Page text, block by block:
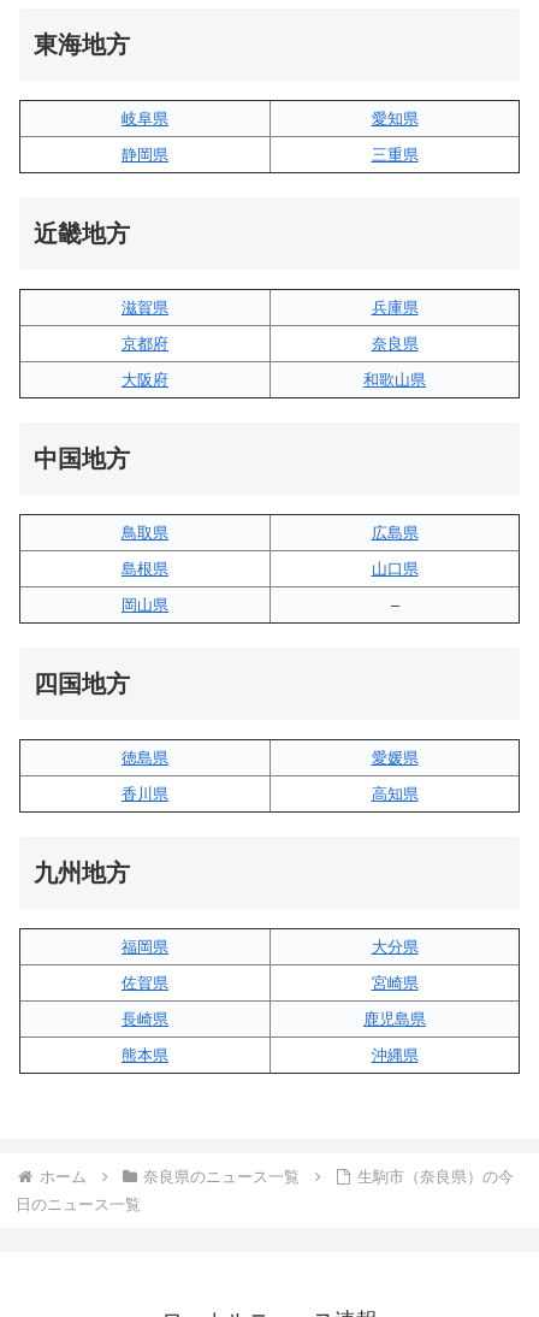
東海地方
岐阜県
愛知県
静岡県
三重県
近畿地方
滋賀県
兵庫県
京都府
奈良県
大阪府
和歌山県
中国地方
鳥取県
広島県
島根県
山口県
岡山県
–
四国地方
徳島県
愛媛県
香川県
高知県
九州地方
福岡県
大分県
佐賀県
宮崎県
長崎県
鹿児島県
熊本県
沖縄県
ホーム 奈良県のニュース一覧
生駒市（奈良県）の今
日のニュース一覧